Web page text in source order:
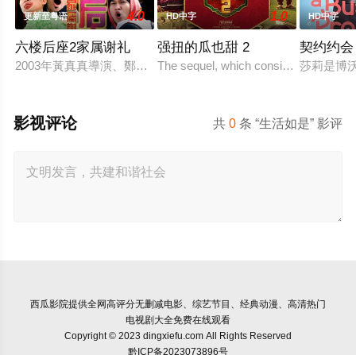
更新至粤语 4.0
六楼后座2家属谢礼
2003年黃真真導演、鄭丹瑞編劇的喜劇《六樓后座》拍出香港
HD中字 1.0
强扭的瓜也甜 2
The sequel, which consists of
HD中字
契约约会
莎莉是博
共0 条 “生活如是” 影评
影视评论
西瓜影院提供全网高评分无删减电影、综艺节目、经典动漫、高清热门
电视剧大全免费在线观看
Copyright © 2023 dingxiefu.com All Rights Reserved
黔ICP备2023073896号